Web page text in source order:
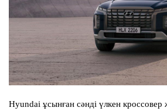
Hyundai ұсынған сәнді үлкен